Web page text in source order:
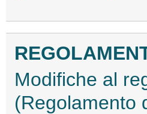
Modifiche al
(Regolamento